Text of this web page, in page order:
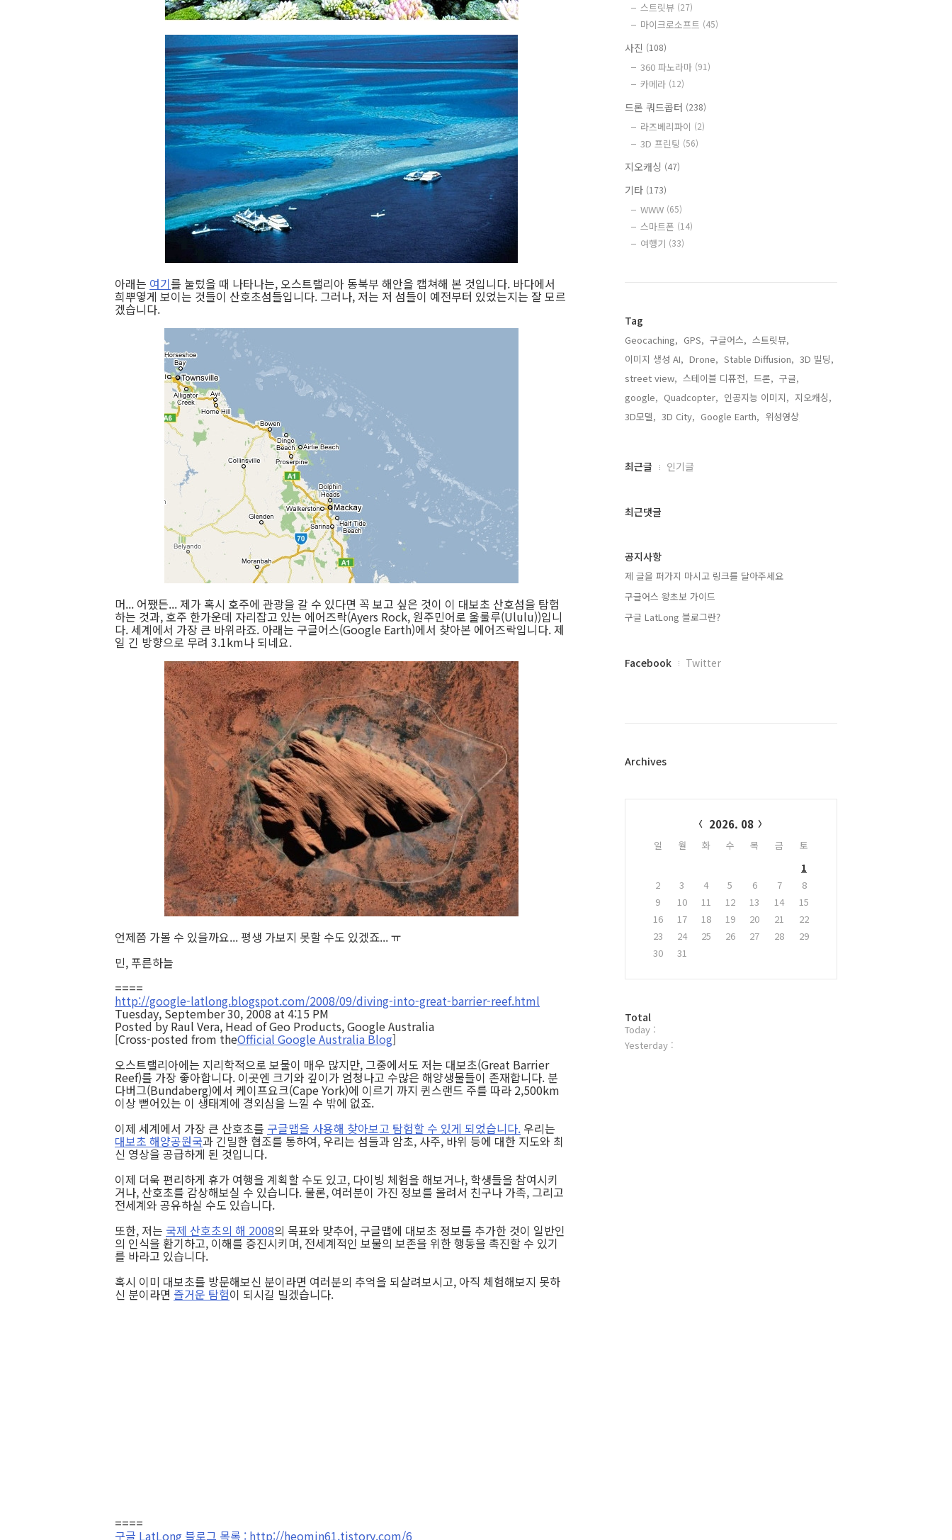
아래는 여기를 눌렀을 때 나타나는, 오스트랠리아 동북부 해안을 캡쳐해 본 것입니다. 바다에서
희뿌옇게 보이는 것들이 산호초섬들입니다. 그러나, 저는 저 섬들이 예전부터 있었는지는 잘 모르
겠습니다.
머... 어쨌든... 제가 혹시 호주에 관광을 갈 수 있다면 꼭 보고 싶은 것이 이 대보초 산호섬을 탐험
하는 것과, 호주 한가운데 자리잡고 있는 에어즈락(Ayers Rock, 원주민어로 울룰루(Ululu))입니
다. 세계에서 가장 큰 바위라죠. 아래는 구글어스(Google Earth)에서 찾아본 에어즈락입니다. 제
일 긴 방향으로 무려 3.1km나 되네요.
언제쯤 가볼 수 있을까요... 평생 가보지 못할 수도 있겠죠... ㅠ
민, 푸른하늘
====
http://google-latlong.blogspot.com/2008/09/diving-into-great-barrier-reef.html
Tuesday, September 30, 2008 at 4:15 PM
Posted by Raul Vera, Head of Geo Products, Google Australia
[Cross-posted from theOfficial Google Australia Blog]
오스트랠리아에는 지리학적으로 보물이 매우 많지만, 그중에서도 저는 대보초(Great Barrier
Reef)를 가장 좋아합니다. 이곳엔 크기와 깊이가 엄청나고 수많은 해양생물들이 존재합니다. 분
다버그(Bundaberg)에서 케이프요크(Cape York)에 이르기 까지 퀸스랜드 주를 따라 2,500km
이상 뻗어있는 이 생태계에 경외심을 느낄 수 밖에 없죠.
이제 세계에서 가장 큰 산호초를 구글맵을 사용해 찾아보고 탐험할 수 있게 되었습니다. 우리는
대보초 해양공원국과 긴밀한 협조를 통하여, 우리는 섬들과 암초, 사주, 바위 등에 대한 지도와 최
신 영상을 공급하게 된 것입니다.
이제 더욱 편리하게 휴가 여행을 계획할 수도 있고, 다이빙 체험을 해보거나, 학생들을 참여시키
거나, 산호초를 감상해보실 수 있습니다. 물론, 여러분이 가진 정보를 올려서 친구나 가족, 그리고
전세계와 공유하실 수도 있습니다.
또한, 저는 국제 산호초의 해 2008의 목표와 맞추어, 구글맵에 대보초 정보를 추가한 것이 일반인
의 인식을 환기하고, 이해를 증진시키며, 전세계적인 보물의 보존을 위한 행동을 촉진할 수 있기
를 바라고 있습니다.
혹시 이미 대보초를 방문해보신 분이라면 여러분의 추억을 되살려보시고, 아직 체험해보지 못하
신 분이라면 즐거운 탐험이 되시길 빌겠습니다.
====
구글 LatLong 블로그 목록 : http://heomin61.tistory.com/6
스트릿뷰 (27)
마이크로소프트 (45)
사진 (108)
360 파노라마 (91)
카메라 (12)
드론 쿼드콥터 (238)
라즈베리파이 (2)
3D 프린팅 (56)
지오캐싱 (47)
기타 (173)
WWW (65)
스마트폰 (14)
여행기 (33)
Tag
Geocaching, GPS, 구글어스, 스트릿뷰,
이미지 생성 AI, Drone, Stable Diffusion, 3D 빌딩,
street view, 스테이블 디퓨전, 드론, 구글,
google, Quadcopter, 인공지능 이미지, 지오캐싱,
3D모델, 3D City, Google Earth, 위성영상,
최
과
글
최근글 인기글
최근댓글
공지사항
제 글을 퍼가지 마시고 링크를 달아주세요
구글어스 왕초보 가이드
구글 LatLong 블로그란?
페
플
Facebook Twitter
Archives
2026. 08
일 월 화 수 목 금
토
1
2
3 4 5 6 7
8
9
10 11 12 13 14
15
16
17 18 19 20 21
22
23
24 25 26 27 28
29
30
31
방
문
자
Total
Today :
Yesterday :